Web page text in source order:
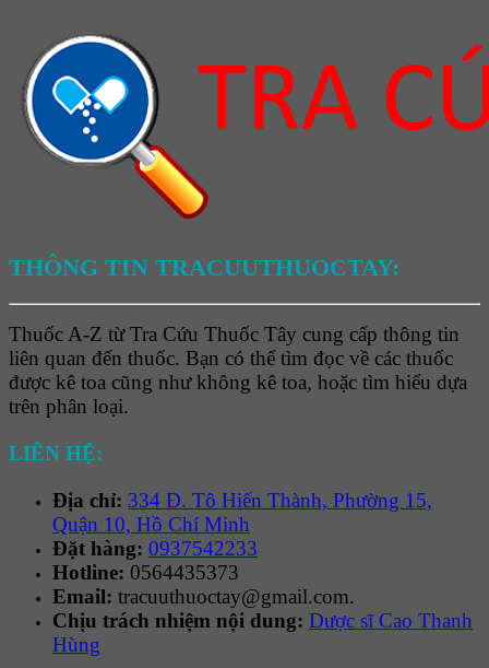
THÔNG TIN TRACUUTHUOCTAY:
Thuốc A-Z từ Tra Cứu Thuốc Tây cung cấp thông tin
liên quan đến thuốc. Bạn có thể tìm đọc về các thuốc
được kê toa cũng như không kê toa, hoặc tìm hiểu dựa
trên phân loại.
LIÊN HỆ:
Địa chỉ: 334 Đ. Tô Hiến Thành, Phường 15,
Quận 10, Hồ Chí Minh
Đặt hàng: 0937542233
Hotline: 0564435373
Email: tracuuthuoctay@gmail.com.
Chịu trách nhiệm nội dung: Dược sĩ Cao Thanh
Hùng